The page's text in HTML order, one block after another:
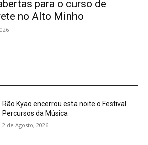
para o curso de
no Alto Minho
Rão Kyao encerrou esta noite o Festival
Percursos da Música
2 de Agosto, 2026